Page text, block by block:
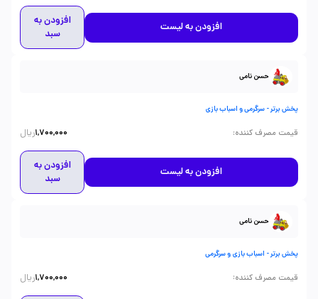
افزودن به لیست
افزودن به
سبد
حسن نامی
پخش برتر - سرگرمی و اسباب بازی
قیمت مصرف کننده:
1,700,000ریال
افزودن به لیست
افزودن به
سبد
حسن نامی
پخش برتر - اسباب بازی و سرگرمی
قیمت مصرف کننده:
1,700,000ریال